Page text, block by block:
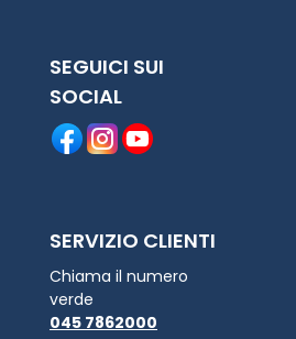
SEGUICI SUI
SOCIAL
SERVIZIO CLIENTI
Chiama il numero
verde
045 7862000